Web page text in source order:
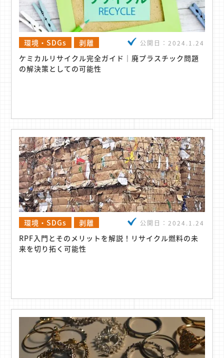
環境・SDGs 剥離 公開日： 2024.1.24
ケミカルリサイクル完全ガイド｜廃プラスチック問題
の解決策としての可能性
環境・SDGs 剥離 公開日： 2024.1.24
RPF入門とそのメリットを解説！リサイクル燃料の未
来を切り拓く可能性